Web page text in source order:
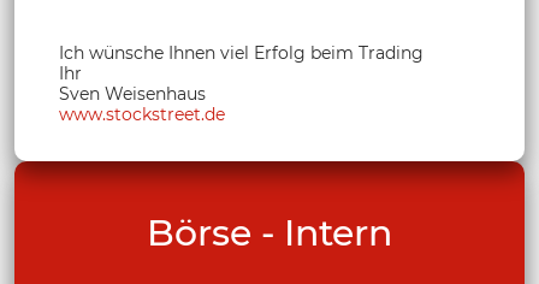
Ich wünsche Ihnen viel Erfolg beim Trading
Ihr
Sven Weisenhaus
www.stockstreet.de
Börse - Intern